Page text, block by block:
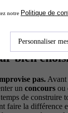
longues études :
une
bien
pas. Avant
un concours ou
de construire
faire la différence
notre Politique de
Personnaliser